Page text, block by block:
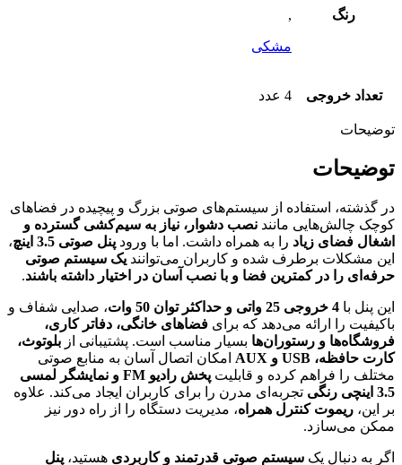
رنگ
,
مشکی
تعداد خروجی 4 عدد
توضیحات
توضیحات
در گذشته، استفاده از سیستم‌های صوتی بزرگ و پیچیده در فضاهای
کوچک چالش‌هایی مانند نصب دشوار، نیاز به سیم‌کشی گسترده و
اشغال فضای زیاد را به همراه داشت. اما با ورود پنل صوتی 3.5 اینچ
،
این مشکلات برطرف شده و کاربران می‌توانند یک سیستم صوتی
حرفه‌ای را در کمترین فضا و با نصب آسان در اختیار داشته باشند.
این پنل با 4 خروجی 25 واتی و حداکثر توان 50 وات
، صدایی شفاف و
باکیفیت را ارائه می‌دهد که برای فضاهای خانگی، دفاتر کاری،
فروشگاه‌ها و رستوران‌ها بسیار مناسب است. پشتیبانی از بلوتوث،
کارت حافظه، USB و AUX
امکان اتصال آسان به منابع صوتی
مختلف را فراهم کرده و قابلیت
پخش رادیو FM و نمایشگر لمسی
3.5 اینچی رنگی
تجربه‌ای مدرن را برای کاربران ایجاد می‌کند. علاوه
بر این، ریموت کنترل همراه، مدیریت دستگاه را از راه دور نیز
ممکن می‌سازد.
اگر به دنبال یک سیستم صوتی قدرتمند و کاربردی هستید، پنل